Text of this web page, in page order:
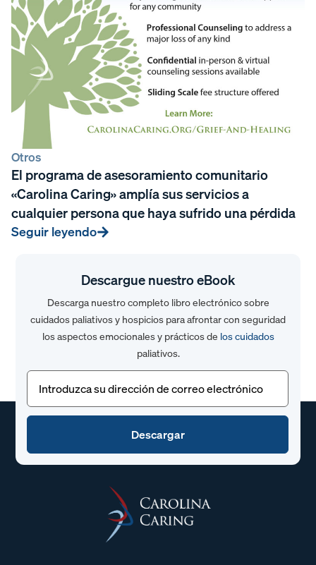
Otros
El programa de asesoramiento comunitario
«Carolina Caring» amplía sus servicios a
cualquier persona que haya sufrido una pérdida
Seguir leyendo
Descargue nuestro eBook
Descarga nuestro completo libro electrónico sobre
cuidados paliativos y hospicios para afrontar con seguridad
los aspectos emocionales y prácticos de los cuidados
paliativos.
Correo
electrónico(Obligatorio)